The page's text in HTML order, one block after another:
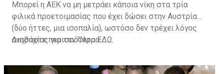
Μπορεί η ΑΕΚ να μη μετράει κάποια νίκη στα τρία
φιλικά προετοιμασίας που έχει δώσει στην Αυστρία
(δύο ήττες, μια ισοπαλία), ωστόσο δεν τρέχει λόγος
ανησυχίας για τον Όλτρα.
Διαβάστε περισσότεραΕΔΩ